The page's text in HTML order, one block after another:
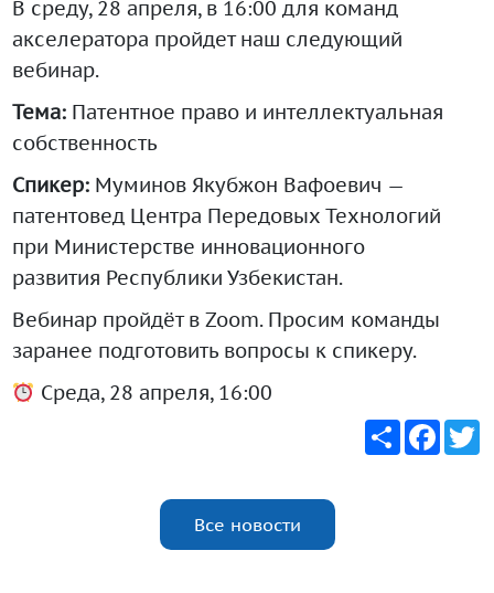
В среду, 28 апреля, в 16:00 для команд
акселератора пройдет наш следующий
вебинар.
Тема: Патентное право и интеллектуальная
собственность
Спикер: Муминов Якубжон Вафоевич —
патентовед Центра Передовых Технологий
при Министерстве инновационного
развития Республики Узбекистан.
Вебинар пройдёт в Zoom. Просим команды
заранее подготовить вопросы к спикеру.
Среда, 28 апреля, 16:00
Share
Все новости